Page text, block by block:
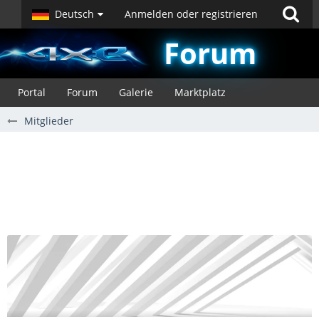
Deutsch Anmelden oder registrieren
Forum
Portal Forum Galerie Marktplatz
Mitglieder